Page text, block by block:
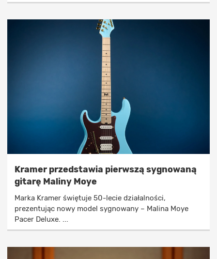
Kramer przedstawia pierwszą sygnowaną
gitarę Maliny Moye
Marka Kramer świętuje 50-lecie działalności,
prezentując nowy model sygnowany – Malina Moye
Pacer Deluxe. ...